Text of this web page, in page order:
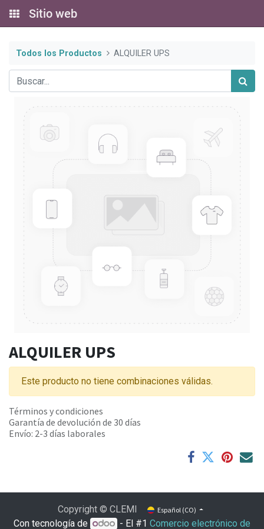
Sitio web
Todos los Productos ALQUILER UPS
ALQUILER UPS
Este producto no tiene combinaciones válidas.
Términos y condiciones
Garantía de devolución de 30 días
Envío: 2-3 días laborales
Copyright © CLEMI Español (CO)
Con tecnología de - El #1Comercio electrónico de